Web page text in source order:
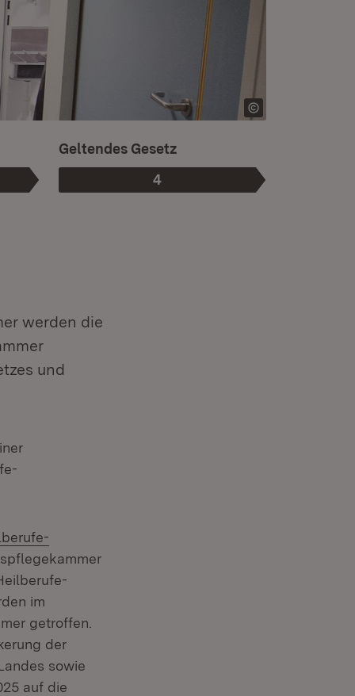
Phase
4
:
Ist die aktuelle Phase.
Geltendes Gesetz
werden die
und
im
getroffen.
der
sowie
auf die